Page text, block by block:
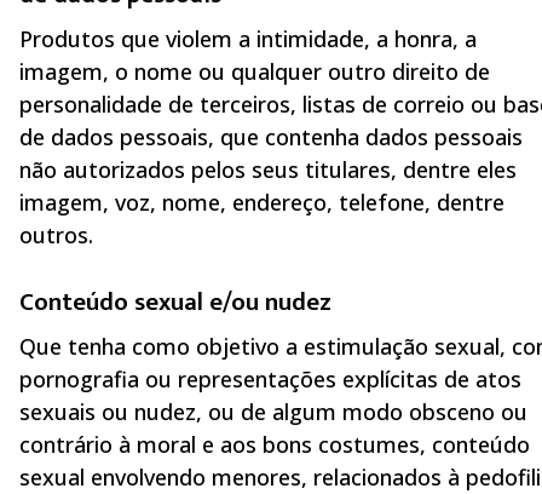
Produtos que violem a intimidade, a honra, a
imagem, o nome ou qualquer outro direito de
personalidade de terceiros, listas de correio ou
de dados pessoais, que contenha dados pessoais
não autorizados pelos seus titulares, dentre eles
imagem, voz, nome, endereço, telefone, dentre
outros.
Conteúdo sexual e/ou nudez
Que tenha como objetivo a estimulação sexual,
pornografia ou representações explícitas de atos
sexuais ou nudez, ou de algum modo obsceno ou
contrário à moral e aos bons costumes, conteúdo
sexual envolvendo menores, relacionados à